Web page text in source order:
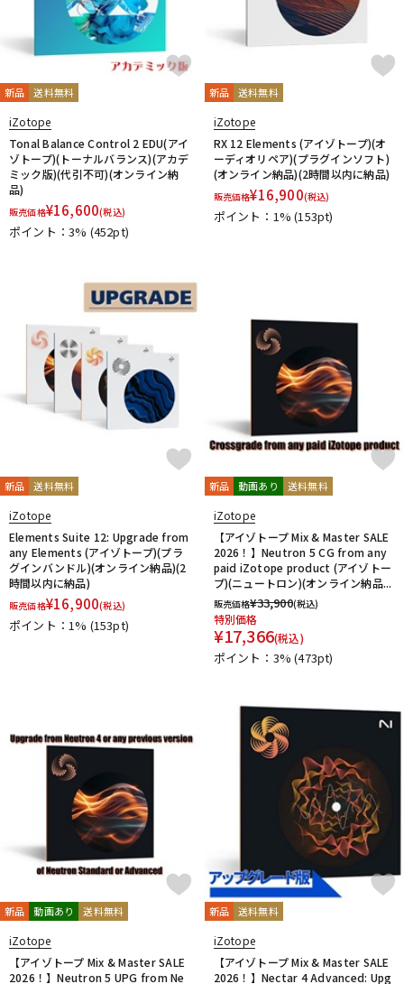
新品 送料無料
iZotope
Tonal Balance Control 2 EDU(アイ
ゾトープ)(トーナルバランス)(アカデ
ミック版)(代引不可)(オンライン納
品)
販売価格¥16,600(税込)
ポイント：3% (452pt)
新品 送料無料
iZotope
RX 12 Elements (アイゾトープ)(オ
ーディオリペア)(プラグインソフト)
(オンライン納品)(2時間以内に納品)
販売価格¥16,900(税込)
ポイント：1%(153pt)
新品 送料無料
iZotope
Elements Suite 12: Upgrade from
any Elements (アイゾトープ)(プラ
グインバンドル)(オンライン納品)(2
時間以内に納品)
販売価格¥16,900(税込)
ポイント：1% (153pt)
新品 動画あり 送料無料
iZotope
【アイゾトープ Mix & Master SALE
2026！】Neutron 5 CG from any
paid iZotope product (アイゾトー
プ)(ニュートロン)(オンライン納品...
販売価格¥33,900(税込)
特別価格
¥17,366(税込)
ポイント：3%(473pt)
新品 動画あり 送料無料
iZotope
【アイゾトープ Mix & Master SALE
2026！】Neutron 5 UPG from Ne
新品 送料無料
iZotope
【アイゾトープ Mix & Master SALE
2026！】Nectar 4 Advanced: Upg